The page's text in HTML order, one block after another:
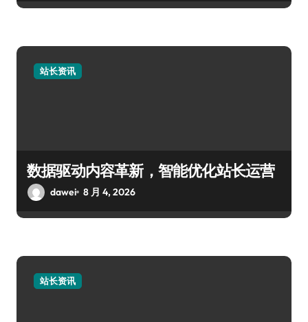
站长资讯
数据驱动内容革新，智能优化站长运营
dawei 8 月 4, 2026
站长资讯